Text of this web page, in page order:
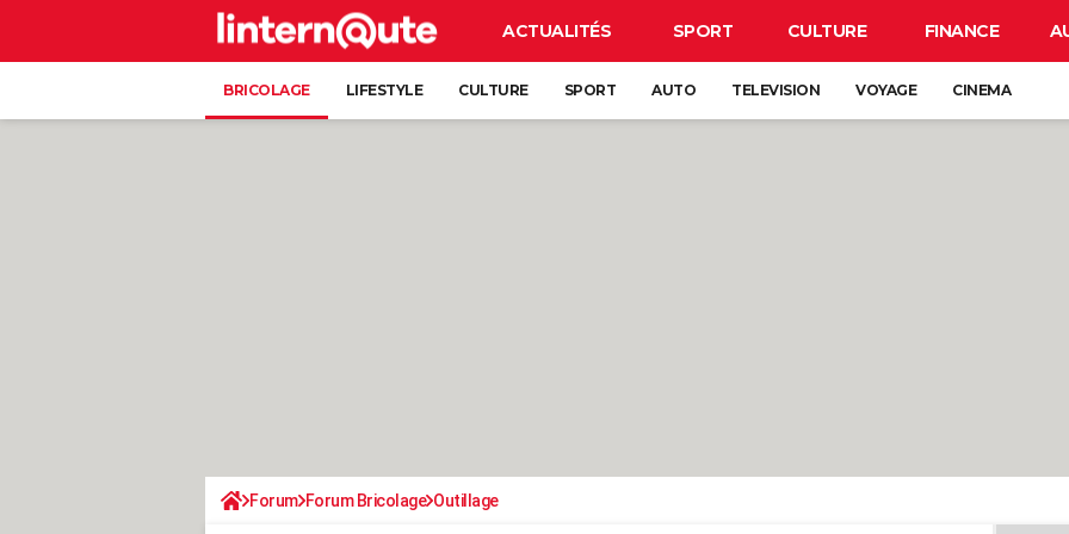
ACTUALITÉS SPORT CULTURE FINANCE
BRICOLAGE LIFESTYLE CULTURE SPORT AUTO TELEVISION VOYAGE CINEMA
Forum Forum Bricolage Outillage